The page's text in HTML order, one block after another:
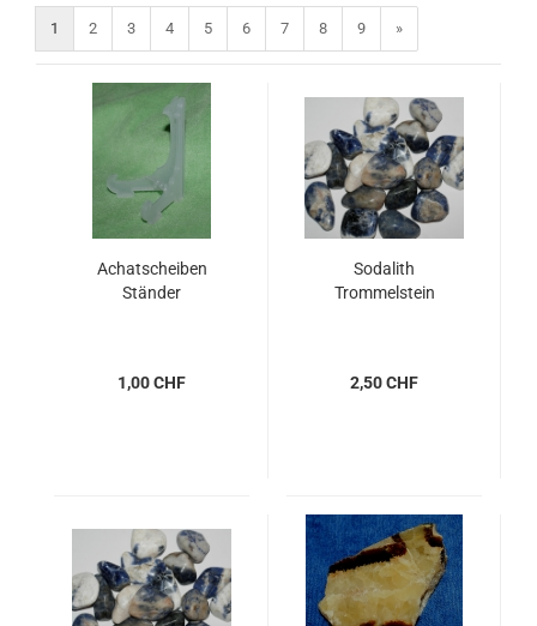
1 2 3 4 5 6 7 8 9 »
Achatscheiben
Ständer
1,00 CHF
Sodalith
Trommelstein
2,50 CHF